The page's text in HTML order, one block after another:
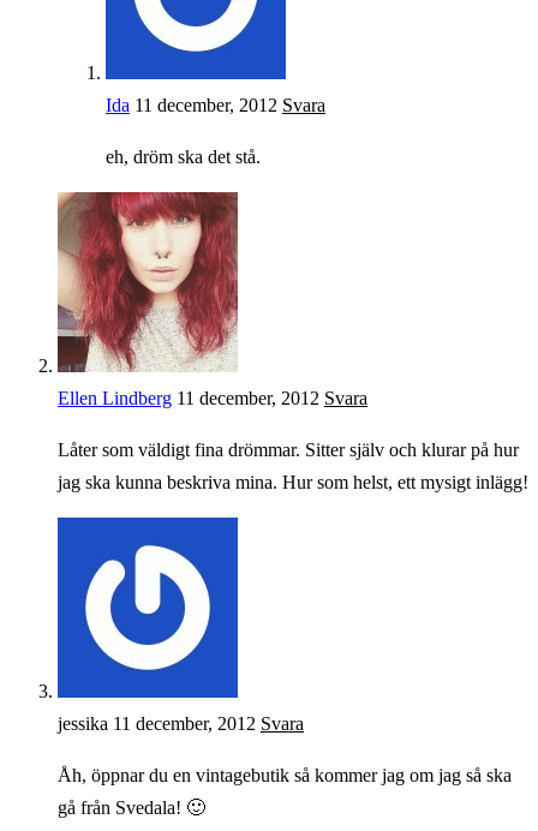
Ida 11 december, 2012 Svara
eh, dröm ska det stå.
Ellen Lindberg 11 december, 2012 Svara
Låter som väldigt fina drömmar. Sitter själv och klurar på hur
jag ska kunna beskriva mina. Hur som helst, ett mysigt inlägg!
jessika 11 december, 2012 Svara
Åh, öppnar du en vintagebutik så kommer jag om jag så ska
gå från Svedala! 🙂